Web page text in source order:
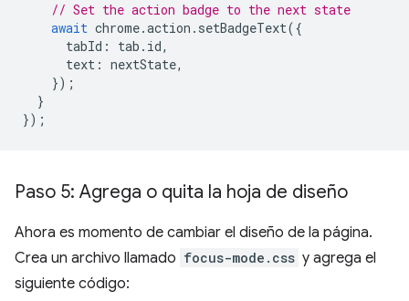
// Set the action badge to the next state
await chrome.action . setBadgeText({
tabId : tab . id,
text : nextState,
});
}
});
Paso 5: Agrega o quita la hoja de diseño
Ahora es momento de cambiar el diseño de la página.
Crea un archivo llamado focus-mode.css y agrega el
siguiente código: